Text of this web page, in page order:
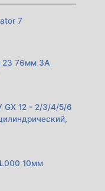
7
23 76мм 3А
GX 12 - 2/3/4/5/6
10мм